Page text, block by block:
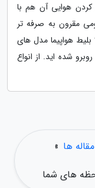
کردن هوایی آن هم با
مقرون به صرفه تر
هواپیما مدل های
شده اید. از انواع
ها »